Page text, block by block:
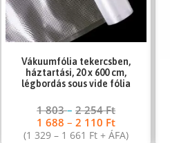
Vákuumfólia tekercsben,
háztartási, 20 x 600 cm,
légbordás sous vide fólia
1 803–2 254Ft
1 688–2 110 Ft
(1 329– 1 661 Ft + ÁFA)